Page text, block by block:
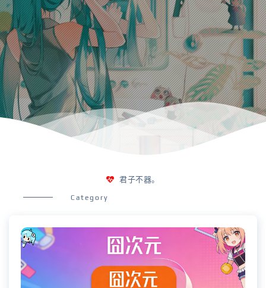
君子不器。
Category